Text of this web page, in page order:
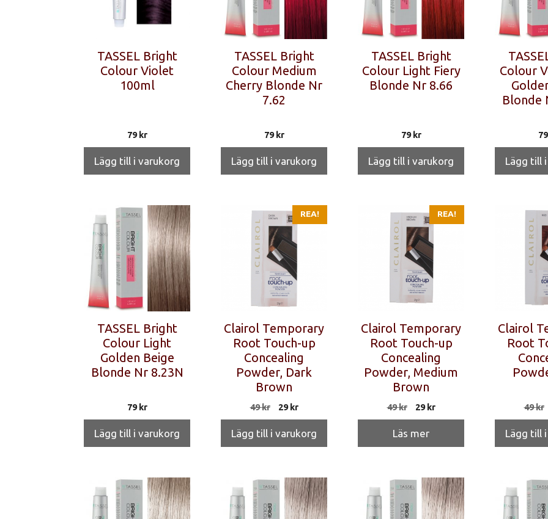
TASSEL Bright
Colour Violet
100ml
79kr
Lägg till i varukorg
TASSEL Bright
Colour Medium
Cherry Blonde Nr
7.62
79kr
Lägg till i varukorg
TASSEL Bright
Colour Light Fiery
Blonde Nr 8.66
79kr
Lägg till i varukorg
Colour
Blonde
79
Lägg till
TASSEL Bright
Colour Light
Golden Beige
Blonde Nr 8.23N
79kr
Lägg till i varukorg
REA!
Clairol Temporary
Root Touch-up
Concealing
Powder, Dark
Brown
49kr
Det
ursprungliga
priset
var:
29krDet
nuvarande
priset
är:
Lägg till i varukorg
REA!
Clairol Temporary
Root Touch-up
Concealing
Powder, Medium
Brown
49kr
Det
ursprungliga
priset
var:
29krDet
nuvarande
är:
Läs mer
Clairol
Root
49kr
Lägg till